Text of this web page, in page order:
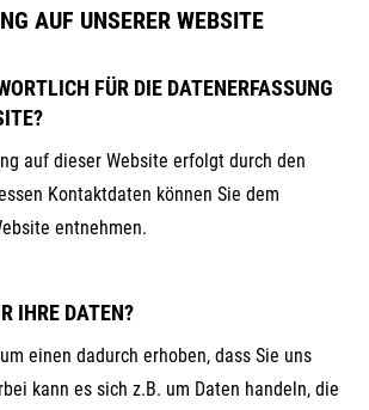
AUF UNSERER WEBSITE
FÜR DIE DATENERFASSUNG
auf dieser Website erfolgt durch den
Kontaktdaten können Sie dem
entnehmen.
IHRE DATEN?
einen dadurch erhoben, dass Sie uns
kann es sich z.B. um Daten handeln, die